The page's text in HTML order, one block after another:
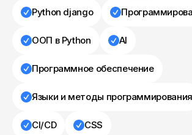
Python django
ООП в Python AI
Программное обеспечение
Языки и методы программирования
CI/CD CSS